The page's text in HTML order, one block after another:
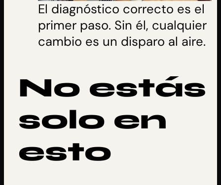
El diagnóstico correcto es el
primer paso. Sin él, cualquier
cambio es un disparo al aire.
No estás
solo en
esto